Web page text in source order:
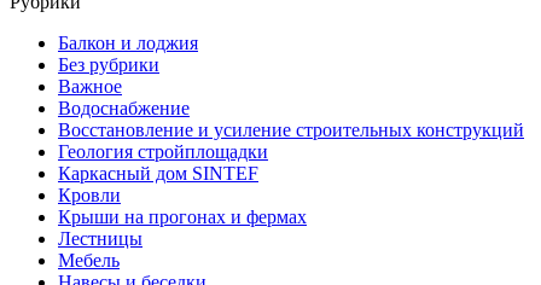
Балкон и лоджия
Без рубрики
Важное
Водоснабжение
Восстановление и усиление строительных конструкций
Геология стройплощадки
Каркасный дом SINTEF
Кровли
Крыши на прогонах и фермах
Лестницы
Мебель